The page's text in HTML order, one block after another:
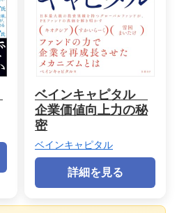
ベインキャピタル
企業価値向上力の秘
密
ベインキャピタル
詳細を見る